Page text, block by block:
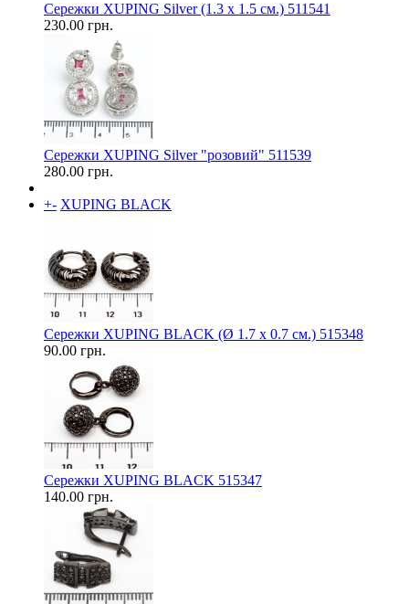
Сережки XUPING Silver (1.3 х 1.5 см.) 511541
230.00 грн.
Сережки XUPING Silver "розовий" 511539
280.00 грн.
+- XUPING BLACK
Сережки XUPING BLACK (Ø 1.7 х 0.7 см.) 515348
90.00 грн.
Сережки XUPING BLACK 515347
140.00 грн.